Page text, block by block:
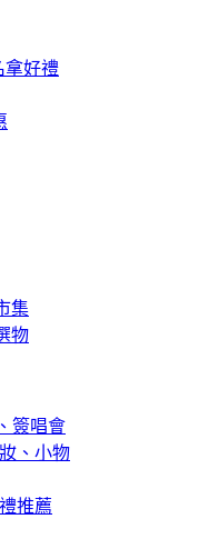
拿好禮
集
物
簽唱會
、小物
推薦